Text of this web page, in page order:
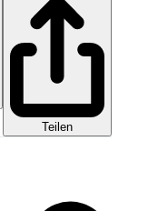
Teilen